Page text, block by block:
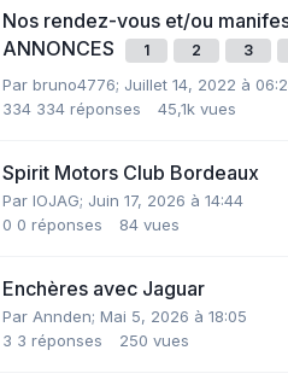
Nos rendez-vous et/ou
ANNONCES
1 2 3
Par bruno4776; Juillet 14, 2022 à
334 334 réponses 45,1k vues
Spirit Motors Club Bordeaux
Par IOJAG; Juin 17, 2026 à 14:44
0 0 réponses 84 vues
Enchères avec Jaguar
Par Annden; Mai 5, 2026 à 18:05
3 3 réponses 250 vues